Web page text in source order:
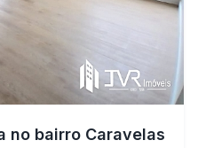
no bairro Caravelas